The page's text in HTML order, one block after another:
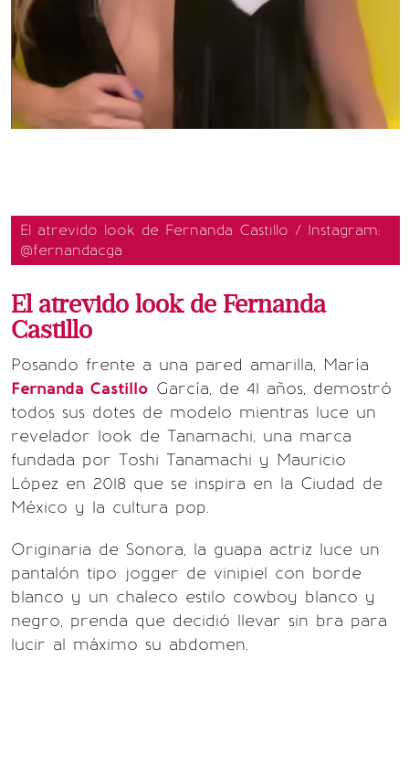
El atrevido look de Fernanda Castillo / Instagram:
@fernandacga
El atrevido look de Fernanda
Castillo
Posando frente a una pared amarilla, María
Fernanda Castillo García, de 41 años, demostró
todos sus dotes de modelo mientras luce un
revelador look de Tanamachi, una marca
fundada por Toshi Tanamachi y Mauricio
López en 2018 que se inspira en la Ciudad de
México y la cultura pop.
Originaria de Sonora, la guapa actriz luce un
pantalón tipo jogger de vinipiel con borde
blanco y un chaleco estilo cowboy blanco y
negro, prenda que decidió llevar sin bra para
lucir al máximo su abdomen.